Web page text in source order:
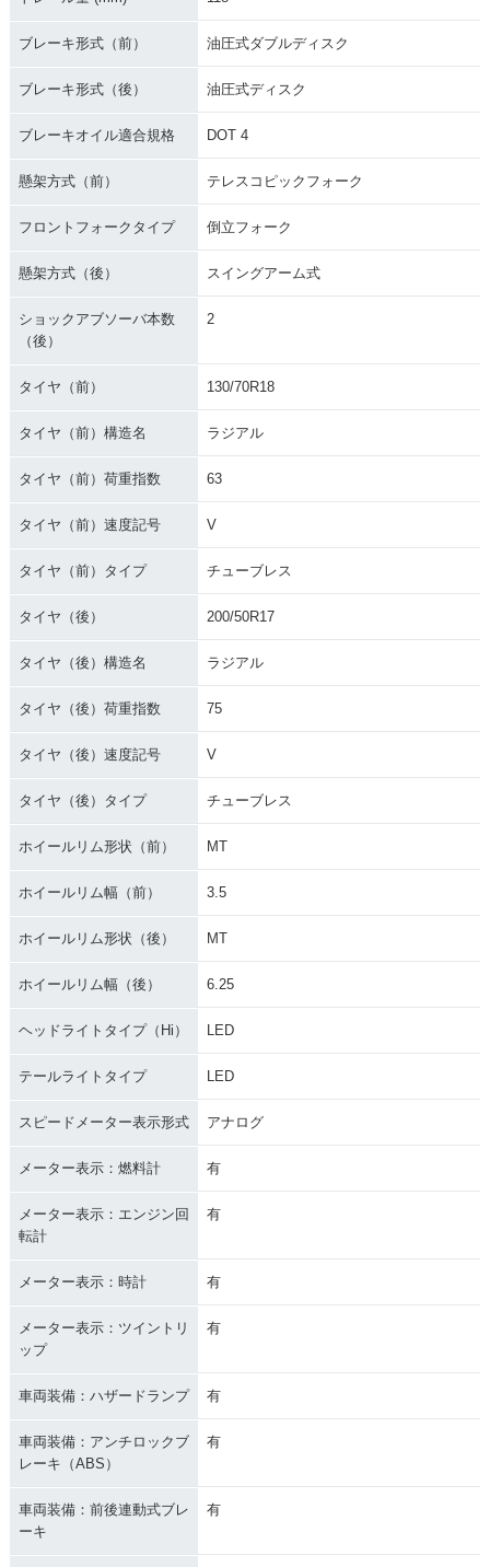
ブレーキ形式（前） 油圧式ダブルディスク
ブレーキ形式（後） 油圧式ディスク
ブレーキオイル適合規格 DOT 4
懸架方式（前） テレスコピックフォーク
フロントフォークタイプ 倒立フォーク
懸架方式（後） スイングアーム式
ショックアブソーバ本数
（後）
2
タイヤ（前） 130/70R18
タイヤ（前）構造名 ラジアル
タイヤ（前）荷重指数 63
タイヤ（前）速度記号 V
タイヤ（前）タイプ チューブレス
タイヤ（後） 200/50R17
タイヤ（後）構造名 ラジアル
タイヤ（後）荷重指数 75
タイヤ（後）速度記号 V
タイヤ（後）タイプ チューブレス
ホイールリム形状（前） MT
ホイールリム幅（前） 3.5
ホイールリム形状（後） MT
ホイールリム幅（後） 6.25
ヘッドライトタイプ（Hi） LED
テールライトタイプ LED
スピードメーター表示形式 アナログ
メーター表示：燃料計 有
メーター表示：エンジン回
転計
有
メーター表示：時計 有
メーター表示：ツイントリ
ップ
有
車両装備：ハザードランプ 有
車両装備：アンチロックブ
レーキ（ABS）
有
車両装備：前後連動式ブレ
ーキ
有